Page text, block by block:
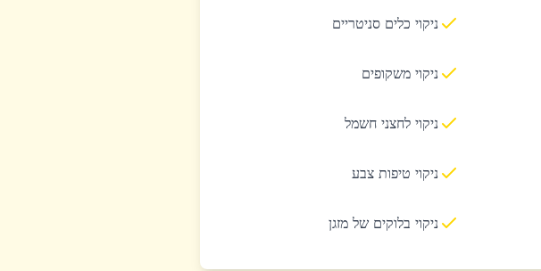
ניקוי כלים סניטריים
ניקוי משקופים
ניקוי לחצני חשמל
ניקוי טיפות צבע
ניקוי בלוקים של מזגן